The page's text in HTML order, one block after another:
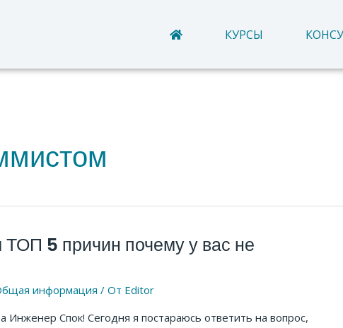
КУРСЫ
ТОП 5 причин почему у вас не
информация / От Editor
Инженер Спок! Сегодня я постараюсь ответить на вопрос,